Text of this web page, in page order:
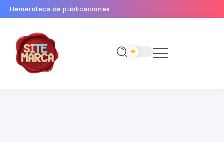
Hemeroteca de publicaciones